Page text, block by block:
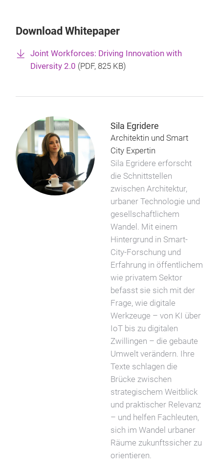
Download Whitepaper
Joint Workforces: Driving Innovation with
Diversity 2.0 (PDF, 825 KB)
Sila Egridere
Architektin und Smart
City Expertin
Sila Egridere erforscht
die Schnittstellen
zwischen Architektur,
urbaner Technologie und
gesellschaftlichem
Wandel. Mit einem
Hintergrund in Smart-
City-Forschung und
Erfahrung in öffentlichem
wie privatem Sektor
befasst sie sich mit der
Frage, wie digitale
Werkzeuge – von KI über
IoT bis zu digitalen
Zwillingen – die gebaute
Umwelt verändern. Ihre
Texte schlagen die
Brücke zwischen
strategischem Weitblick
und praktischer Relevanz
– und helfen Fachleuten,
sich im Wandel urbaner
Räume zukunftssicher zu
orientieren.